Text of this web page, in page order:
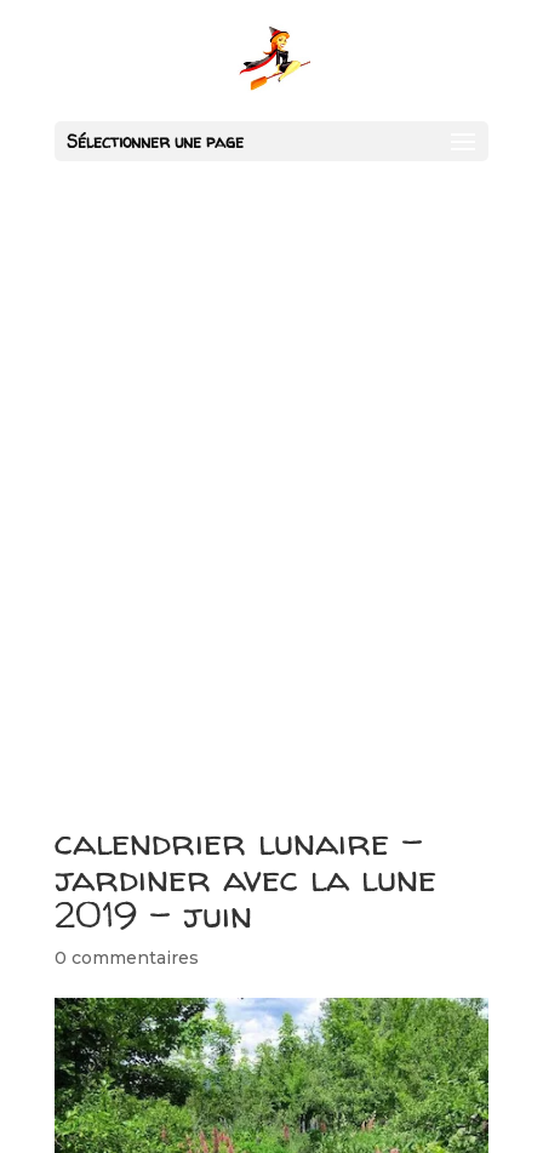
Sélectionner une page
calendrier lunaire –
jardiner avec la lune
2019 – juin
0 commentaires